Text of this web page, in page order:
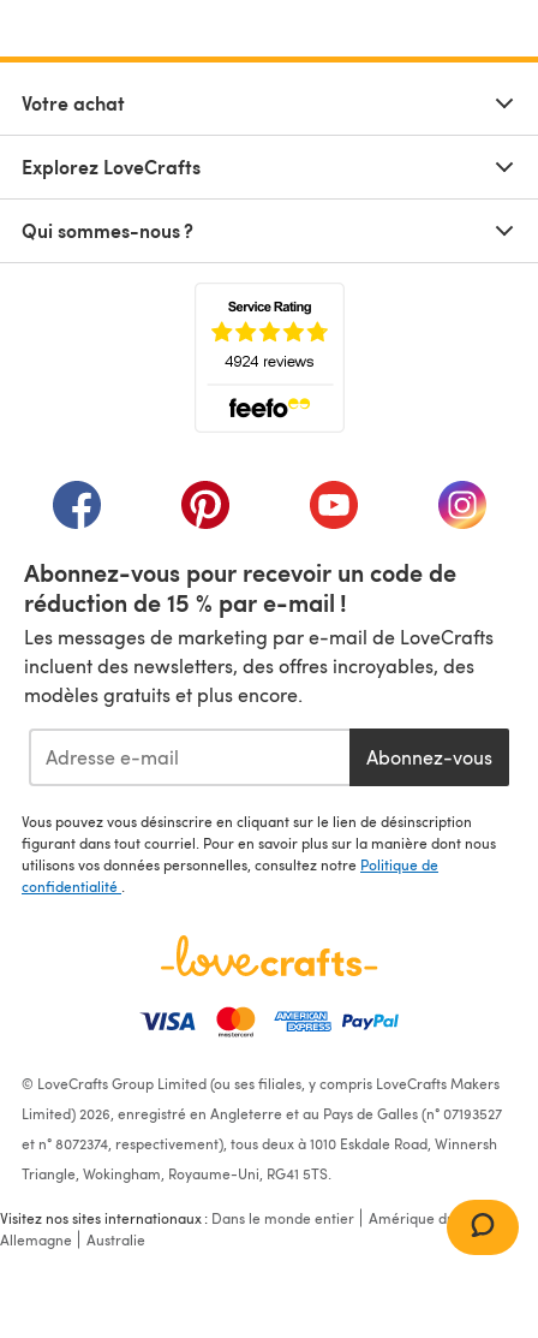
Votre achat
Explorez LoveCrafts
Qui sommes-nous ?
(s'ouvre dans un nouvel onglet)
(s'ouvre dans un nouvel onglet)
(s'ouvre dans un(s'ouvre
Abonnez-vous pour recevoir un code de
réduction de 15 % par e-mail !
Les messages de marketing par e-mail de LoveCrafts
incluent des newsletters, des offres incroyables, des
modèles gratuits et plus encore.
Abonnez-vous
Vous pouvez vous désinscrire en cliquant sur le lien de désinscription
figurant dans tout courriel. Pour en savoir plus sur la manière dont nous
utilisons vos données personnelles, consultez notre Politique de
confidentialité
© LoveCrafts Group Limited (ou ses filiales, y compris LoveCrafts Makers
Limited) 2026, enregistré en Angleterre et au Pays de Galles (n° 07193527
et n° 8072374, respectivement), tous deux à 1010 Eskdale Road, Winnersh
Triangle, Wokingham, Royaume-Uni, RG41 5TS.
Visitez nos sites internationaux : Dans le monde entier
Amérique du Nord
Allemagne
Australie